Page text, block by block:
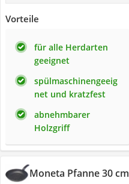
Vorteile
für alle Herdarten
geeignet
spülmaschinengeeig
net und kratzfest
abnehmbarer
Holzgriff
Moneta Pfanne 30 cm